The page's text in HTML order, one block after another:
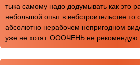
тыка самому надо додумывать как это
небольшой опыт в вебстроительстве то
абсолютно нерабочем непригодном
уже не хотят. ОООЧЕНЬ не рекомендую